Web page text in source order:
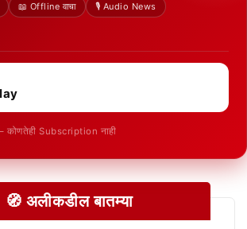
📖 Offline वाचा
🎙️ Audio News
कोणतेही Subscription नाही
🧭 अलीकडील बातम्या